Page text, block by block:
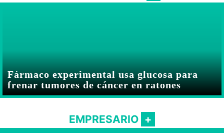
Fármaco experimental usa glucosa para
frenar tumores de cáncer en ratones
EMPRESARIO